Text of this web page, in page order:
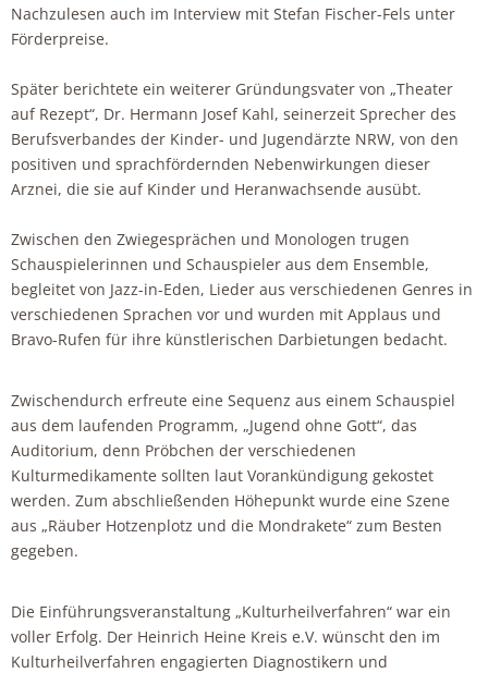
Nachzulesen auch im Interview mit Stefan Fischer-Fels unter
Förderpreise.
Später berichtete ein weiterer Gründungsvater von „Theater
auf Rezept“, Dr. Hermann Josef Kahl, seinerzeit Sprecher des
Berufsverbandes der Kinder- und Jugendärzte NRW, von den
positiven und sprachfördernden Nebenwirkungen dieser
Arznei, die sie auf Kinder und Heranwachsende ausübt.
Zwischen den Zwiegesprächen und Monologen trugen
Schauspielerinnen und Schauspieler aus dem Ensemble,
begleitet von Jazz-in-Eden, Lieder aus verschiedenen Genres in
verschiedenen Sprachen vor und wurden mit Applaus und
Bravo-Rufen für ihre künstlerischen Darbietungen bedacht.
Zwischendurch erfreute eine Sequenz aus einem Schauspiel
aus dem laufenden Programm, „Jugend ohne Gott“, das
Auditorium, denn Pröbchen der verschiedenen
Kulturmedikamente sollten laut Vorankündigung gekostet
werden. Zum abschließenden Höhepunkt wurde eine Szene
aus „Räuber Hotzenplotz und die Mondrakete“ zum Besten
gegeben.
Die Einführungsveranstaltung „Kulturheilverfahren“ war ein
voller Erfolg. Der Heinrich Heine Kreis e.V. wünscht den im
Kulturheilverfahren engagierten Diagnostikern und